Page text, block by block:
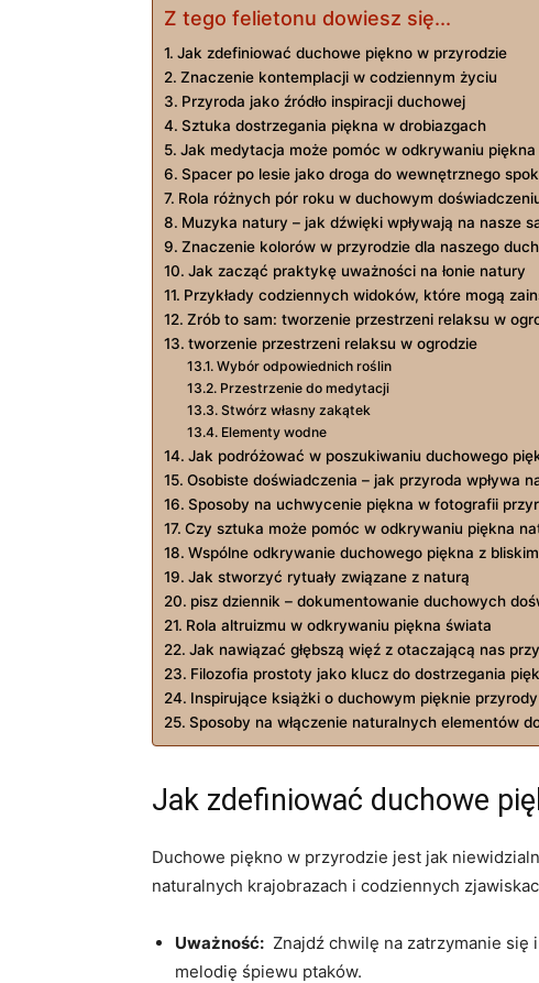
Z tego felietonu dowiesz się...
Jak zdefiniować duchowe piękno w przyrodzie
Znaczenie kontemplacji w codziennym życiu
Przyroda jako źródło inspiracji duchowej
Sztuka dostrzegania piękna w drobiazgach
Jak medytacja może​ pomóc w odkrywaniu
Spacer po lesie jako droga do wewnętrznego​
Rola różnych‍ pór roku w duchowym
Muzyka natury – jak dźwięki wpływają na nasze
Znaczenie kolorów w przyrodzie ⁢dla naszego
Jak ​zacząć praktykę uważności na łonie ‍natury
Przykłady codziennych ‍widoków, które ‍mogą
Zrób ⁢to sam: tworzenie przestrzeni relaksu ​w
tworzenie przestrzeni relaksu⁤ w ogrodzie
Wybór odpowiednich⁢ roślin
Przestrzenie⁤ do‍ medytacji
Stwórz własny zakątek
Elementy wodne
Jak ‍podróżować w poszukiwaniu duchowego
Osobiste ‍doświadczenia – ‍jak przyroda wpływa
Sposoby‍ na uchwycenie‌ piękna w fotografii
Czy sztuka może‌ pomóc w odkrywaniu piękna
Wspólne odkrywanie duchowego piękna z
Jak stworzyć rytuały związane z naturą
pisz dziennik – dokumentowanie ‌duchowych
Rola altruizmu w odkrywaniu piękna ‍świata
Jak nawiązać głębszą więź z otaczającą nas
Filozofia prostoty jako ‌klucz do ‌dostrzegania
Inspirujące książki⁢ o duchowym⁣ pięknie przyrody
Sposoby⁣ na włączenie naturalnych elementów
Jak zdefiniować duchowe
Duchowe​ piękno w przyrodzie jest jak
naturalnych krajobrazach i codziennych
Uważność:
Znajdź chwilę na zatrzymanie
​melodię śpiewu ​ptaków.